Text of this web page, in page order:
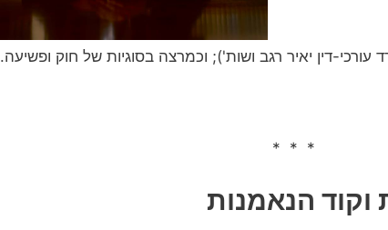
דין‏ יאיר רגב ושות'); וכמרצה בסוגיות של חוק ופשיעה.
* * *
הנאמנות